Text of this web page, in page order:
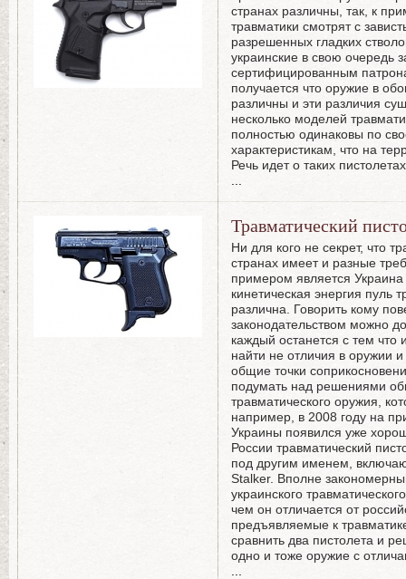
странах различны, так, к
травматики смотрят с
разрешенных гладких
украинские в свою
сертифицированным
получается что оружие в
различны и эти различия
несколько моделей
полностью одинаковы по
характеристикам, что на
Речь идет о таких
Травматический
Ни для кого не секрет, что
странах имеет и разные
примером является
кинетическая энергия пуль
различна. Говорить кому
законодательством можно
каждый останется с тем что
найти не отличия в оружии
общие точки
подумать над решениями
травматического оружия,
например, в 2008 году на
Украины появился уже
России травматический
под другим именем,
Stalker. Вполне
украинского
чем он отличается от
предъявляемые к
сравнить два пистолета и
одно и тоже оружие с